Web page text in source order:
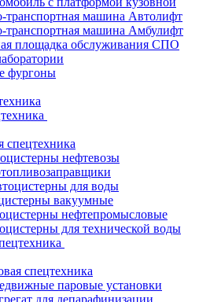
транспортная машина Автолифт
транспортная машина Амбулифт
площадка обслуживания СПО
фургоны
спецтехника
нефтевозы
для воды
вакуумные
нефтепромысловые
для технической воды
спецтехника
паровые установки
для депарафинизации